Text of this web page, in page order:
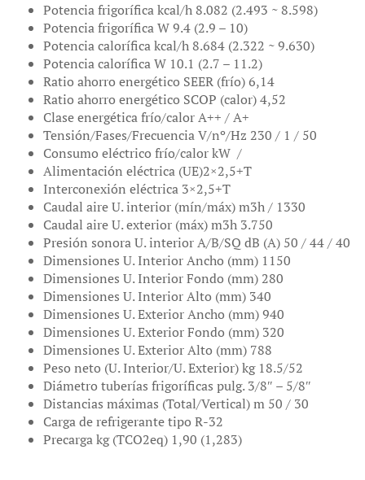
Potencia frigorífica kcal/h 8.082 (2.493 ~ 8.598)
Potencia frigorífica W 9.4 (2.9 – 10)
Potencia calorífica kcal/h 8.684 (2.322 ~ 9.630)
Potencia calorífica W 10.1 (2.7 – 11.2)
Ratio ahorro energético SEER (frío) 6,14
Ratio ahorro energético SCOP (calor) 4,52
Clase energética frío/calor A++ / A+
Tensión/Fases/Frecuencia V/nº/Hz 230 / 1 / 50
Consumo eléctrico frío/calor kW /
Alimentación eléctrica (UE)2×2,5+T
Interconexión eléctrica 3×2,5+T
Caudal aire U. interior (mín/máx) m3h / 1330
Caudal aire U. exterior (máx) m3h 3.750
Presión sonora U. interior A/B/SQ dB (A) 50 / 44 / 40
Dimensiones U. Interior Ancho (mm) 1150
Dimensiones U. Interior Fondo (mm) 280
Dimensiones U. Interior Alto (mm) 340
Dimensiones U. Exterior Ancho (mm) 940
Dimensiones U. Exterior Fondo (mm) 320
Dimensiones U. Exterior Alto (mm) 788
Peso neto (U. Interior/U. Exterior) kg 18.5/52
Diámetro tuberías frigoríficas pulg. 3/8″ – 5/8″
Distancias máximas (Total/Vertical) m 50 / 30
Carga de refrigerante tipo R-32
Precarga kg (TCO2eq) 1,90 (1,283)